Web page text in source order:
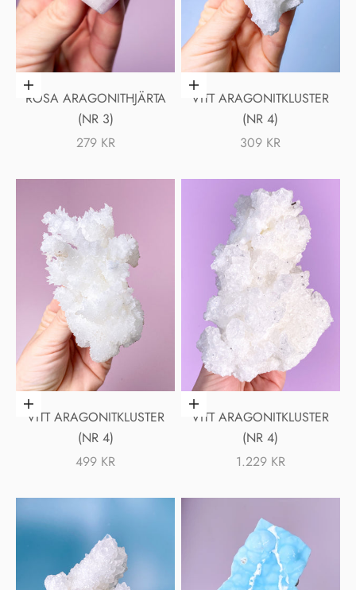
Lägg i varukorgen
ROSA ARAGONITHJÄRTA
(NR 3)
REA-PRIS
279 KR
Lägg i varukorgen
VITT ARAGONITKLUSTER
(NR 4)
REA-PRIS
309 KR
Lägg i varukorgen
VITT ARAGONITKLUSTER
(NR 4)
REA-PRIS
499 KR
Lägg i varukorgen
VITT ARAGONITKLUSTER
(NR 4)
REA-PRIS
1.229 KR